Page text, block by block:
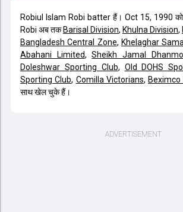
Robiul Islam Robi batter हैं। Oct 15, 1990
Robi अब तक Barisal Division, Khulna Division,
Bangladesh Central Zone, Khelaghar
Abahani Limited,Sheikh Jamal
Doleshwar Sporting Club, Old DOHS
Sporting Club, Comilla Victorians, Beximco
साथ खेल चुके हैं।